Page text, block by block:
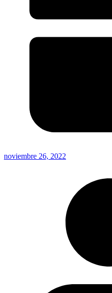
noviembre 26, 2022